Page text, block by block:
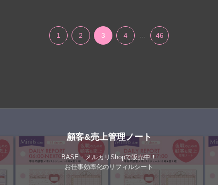
1 2 3 4 ... 46
顧客&売上管理ノート
BASE・メルカリShopで販売中！
お仕事効率化のリフィルシート